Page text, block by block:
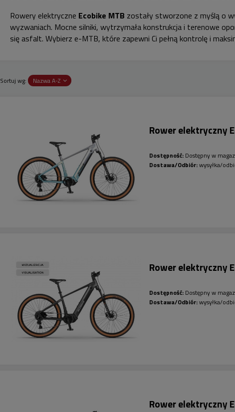
Rowery elektryczne Ecobike MTB zostały stworzone z myślą o
wyzwaniach. Mocne silniki, wytrzymała konstrukcja i terenowe
się asfalt. Wybierz e-MTB, które zapewni Ci pełną kontrolę i
Sortuj wg: Nazwa A-Z
Rower elektryczny
Dostępność: Dostępny w
Dostawa/Odbiór:wysyłka/
Rower elektryczny
Dostępność: Dostępny w
Dostawa/Odbiór:wysyłka/
Rower elektryczny